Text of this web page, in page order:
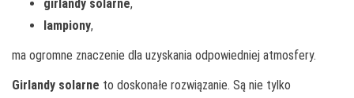
girlandy solarne,
lampiony,
ma ogromne znaczenie dla uzyskania odpowiedniej atmosfery.
Girlandy solarne to doskonałe rozwiązanie. Są nie tylko